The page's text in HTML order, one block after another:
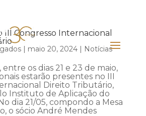
III Congresso Internacional
| maio 20, 2024| Notícias
entre os dias 21 e 23 de maio,
estarão presentes no III
Direito Tributário,
Instituto de Aplicação do
dia 21/05, compondo a Mesa
o sócio André Mendes